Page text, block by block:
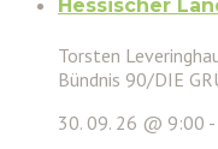
Hessischer
Torsten
Bündnis 90/DIE
30. 09. 26 @ 9:00 -